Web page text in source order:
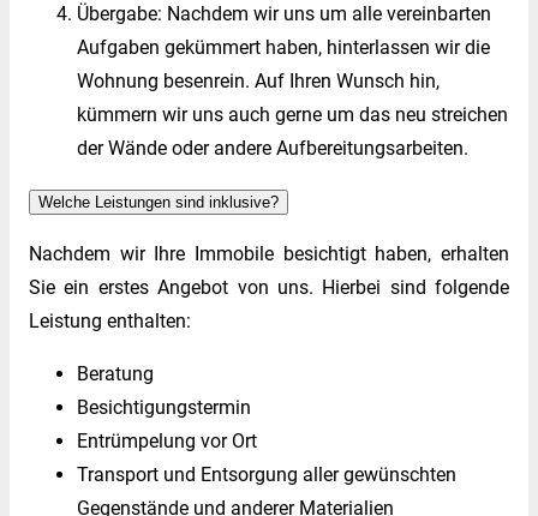
Übergabe: Nachdem wir uns um alle vereinbarten
Aufgaben gekümmert haben, hinterlassen wir die
Wohnung besenrein. Auf Ihren Wunsch hin,
kümmern wir uns auch gerne um das neu streichen
der Wände oder andere Aufbereitungsarbeiten.
Welche Leistungen sind inklusive?
Nachdem wir Ihre Immobile besichtigt haben, erhalten
Sie ein erstes Angebot von uns. Hierbei sind folgende
Leistung enthalten:
Beratung
Besichtigungstermin
Entrümpelung vor Ort
Transport und Entsorgung aller gewünschten
Gegenstände und anderer Materialien